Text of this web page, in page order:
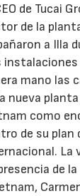
de Tucai
de la
a Illa
instalaciones
mano las
nueva
como
de su plan
La
de la